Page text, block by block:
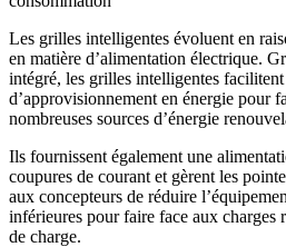
Les grilles intelligentes évoluent en
en matière d’alimentation électrique.
intégré, les grilles intelligentes
d’approvisionnement en énergie pour
nombreuses sources d’énergie
Ils fournissent également une
coupures de courant et gèrent les
aux concepteurs de réduire
inférieures pour faire face aux charges
de charge.